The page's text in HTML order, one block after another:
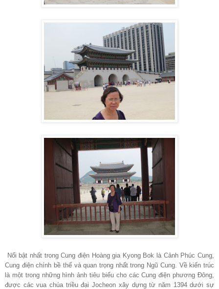
Nổi bật nhất trong Cung điện Hoàng gia Kyong Bok là Cảnh Phúc Cung,
Cung điện chính bề thế và quan trọng nhất trong Ngũ Cung. Về kiến trúc
là một trong những hình ảnh tiêu biểu cho các Cung điện phương Đông,
được các vua chúa triều đại Jocheon xây dựng từ năm 1394 dưới sự